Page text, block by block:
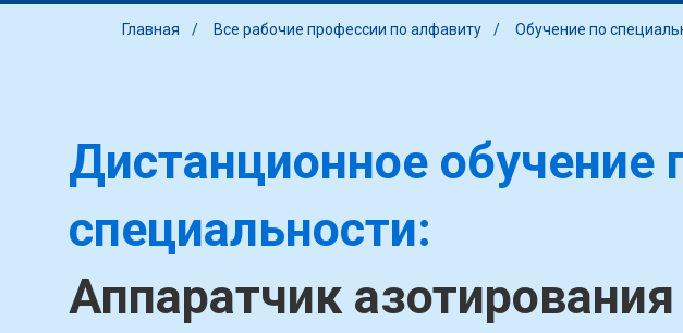
Главная Все рабочие профессии по алфавиту Обучение по
Дистанционное обучение
специальности:
Аппаратчик